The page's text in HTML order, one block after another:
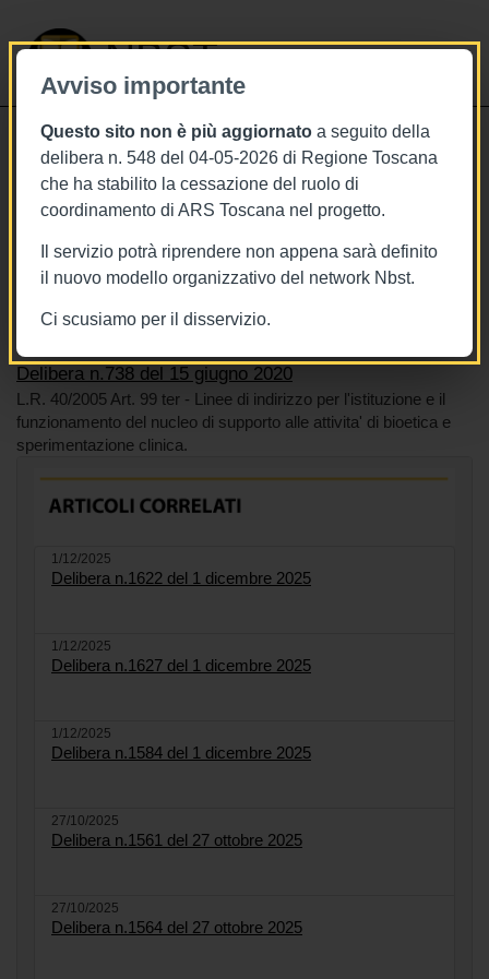
Avviso importante
Questo sito non è più aggiornato a seguito della
delibera n. 548 del 04-05-2026 di Regione Toscana
che ha stabilito la cessazione del ruolo di
coordinamento di ARS Toscana nel progetto.
Il servizio potrà riprendere non appena sarà definito
il nuovo modello organizzativo del network Nbst.
Ci scusiamo per il disservizio.
NBST
15/6/2020
Delibera n.738 del 15 giugno 2020
Tags Toscana BURT Bollettino della regione toscana
Delibera n.738 del 15 giugno 2020
L.R. 40/2005 Art. 99 ter - Linee di indirizzo per l'istituzione e il
funzionamento del nucleo di supporto alle attivita' di bioetica e
sperimentazione clinica.
1/12/2025
Delibera n.1622 del 1 dicembre 2025
1/12/2025
Delibera n.1627 del 1 dicembre 2025
1/12/2025
Delibera n.1584 del 1 dicembre 2025
27/10/2025
Delibera n.1561 del 27 ottobre 2025
27/10/2025
Delibera n.1564 del 27 ottobre 2025